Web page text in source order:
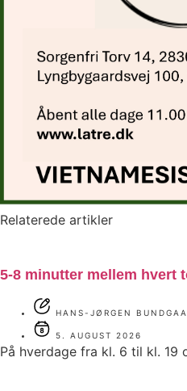
Relaterede artikler
5-8 minutter mellem hvert
HANS-JØRGEN
5. AUGUST 2026
På hverdage fra kl. 6 til kl. 19